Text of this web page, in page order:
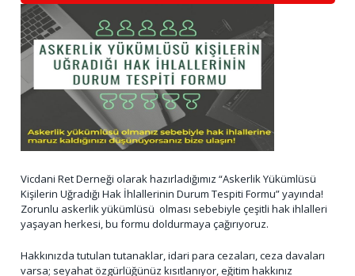
Vicdani Ret Derneği olarak hazırladığımız “Askerlik Yükümlüsü
Kişilerin Uğradığı Hak İhlallerinin Durum Tespiti Formu” yayında!
Zorunlu askerlik yükümlüsü olması sebebiyle çeşitli hak ihlalleri
yaşayan herkesi, bu formu doldurmaya çağırıyoruz.
Hakkınızda tutulan tutanaklar, idari para cezaları, ceza davaları
varsa; seyahat özgürlüğünüz kısıtlanıyor, eğitim hakkınız